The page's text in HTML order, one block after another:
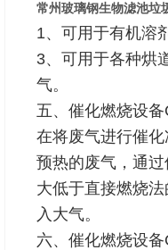
常州玻璃钢生物滤池垃
1、可用于有机溶
3、可用于各种烘
气。
五、催化燃烧设备
在将废气进行催
预热的废气，通
大低于直接燃烧
入大气。
六、催化燃烧设备